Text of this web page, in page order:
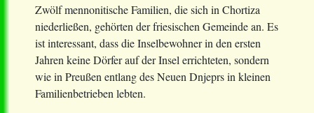
Zwölf mennonitische Familien, die sich in Chortiza
niederließen, gehörten der friesischen Gemeinde an. Es
ist interessant, dass die Inselbewohner in den ersten
Jahren keine Dörfer auf der Insel errichteten, sondern
wie in Preußen entlang des Neuen Dnjeprs in kleinen
Familienbetrieben lebten.